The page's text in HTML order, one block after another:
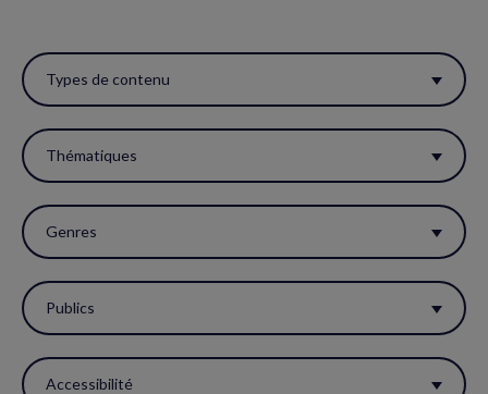
ces
filtres
pour
réactualiser
la
page.
Types de contenu
Thématiques
Genres
Publics
Accessibilité